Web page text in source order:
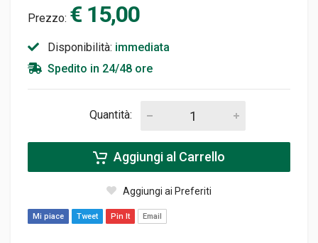
Prezzo: € 15,00
Disponibilità: immediata
Spedito in 24/48 ore
Quantità:
Aggiungi al Carrello
Aggiungi ai Preferiti
Mi piace Tweet Pin It Email